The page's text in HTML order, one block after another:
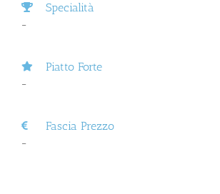
Specialità
–
Piatto Forte
–
Fascia Prezzo
–